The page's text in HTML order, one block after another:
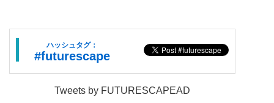
ハッシュタグ：
#futurescape
Tweets by FUTURESCAPEAD